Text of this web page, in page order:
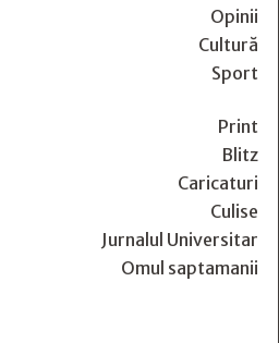
Opinii
Cultură
Sport
Print
Blitz
Caricaturi
Culise
Jurnalul Universitar
Omul saptamanii